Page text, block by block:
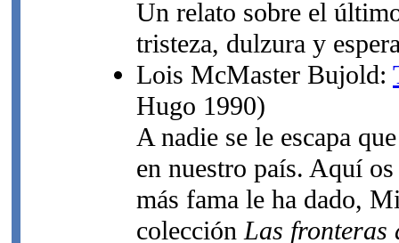
Un relato sobre el
tristeza, dulzura y
Lois McMaster Bujold:
Hugo 1990)
A nadie se le escapa
en nuestro país. Aquí
más fama le ha dado,
colección Las fronteras